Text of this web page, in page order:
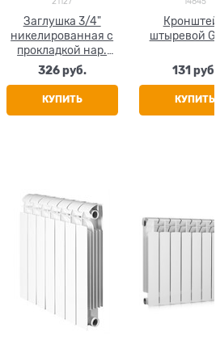
Заглушка 3/4"
никелированная с
прокладкой нар.
резьба
326 руб.
КУПИТЬ
штыревой
131 руб.
КУПИТЬ